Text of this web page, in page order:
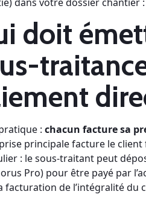
doit
: chacun facture sa
principale facture le
: le sous‑traitant peut
Pro) pour être payé par
facturation de l’intégralité du